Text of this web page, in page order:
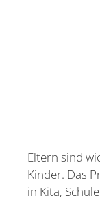
Eltern sind
Kinder. Das
in Kita,